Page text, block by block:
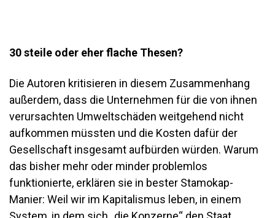
30 steile oder eher flache Thesen?
Die Autoren kritisieren in diesem Zusammenhang
außerdem, dass die Unternehmen für die von ihnen
verursachten Umweltschäden weitgehend nicht
aufkommen müssten und die Kosten dafür der
Gesellschaft insgesamt aufbürden würden. Warum
das bisher mehr oder minder problemlos
funktionierte, erklären sie in bester Stamokap-
Manier: Weil wir im Kapitalismus leben, in einem